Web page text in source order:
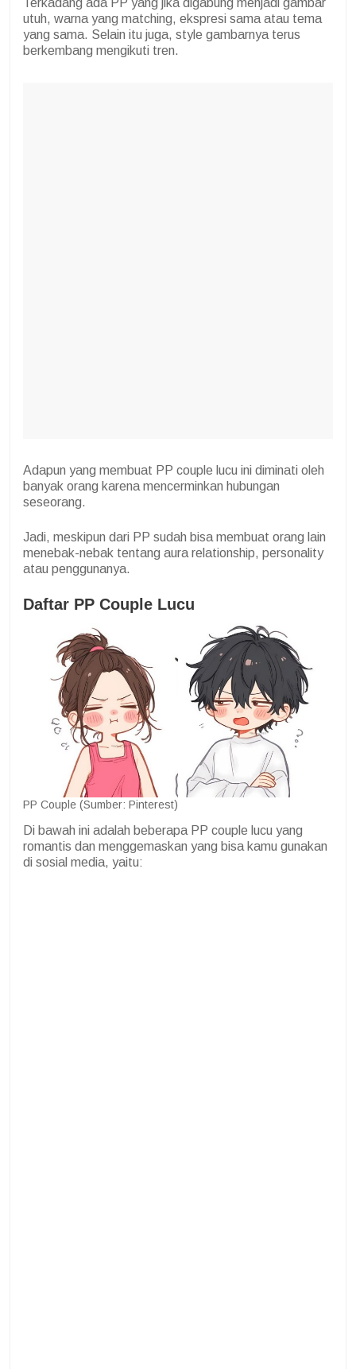
utuh, warna yang matching, ekspresi sama atau tema
yang sama. Selain itu juga, style gambarnya terus
berkembang mengikuti tren.
Adapun yang membuat PP couple lucu ini diminati oleh
banyak orang karena mencerminkan hubungan
seseorang.
Jadi, meskipun dari PP sudah bisa membuat orang lain
menebak-nebak tentang aura relationship, personality
atau penggunanya.
Daftar PP Couple Lucu
PP Couple (Sumber: Pinterest)
Di bawah ini adalah beberapa PP couple lucu yang
romantis dan menggemaskan yang bisa kamu gunakan
di sosial media, yaitu: